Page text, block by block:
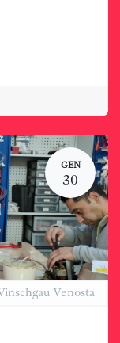
GEN
30
Venosta